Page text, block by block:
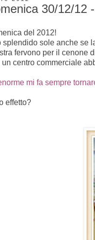
30/12/12
del 2012!
sole anche se
fervono per il
centro commerciale
mi fa sempre
effetto?